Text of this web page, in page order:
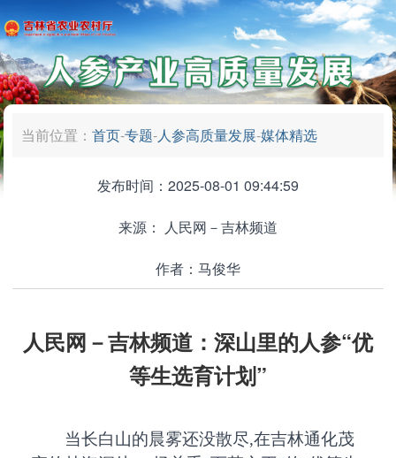
当前位置：首页-专题-人参高质量发展-媒体精选
发布时间：2025-08-01 09:44:59
来源： 人民网－吉林频道
作者：马俊华
人民网－吉林频道：深山里的人参“优
等生选育计划”
当长白山的晨雾还没散尽,在吉林通化茂